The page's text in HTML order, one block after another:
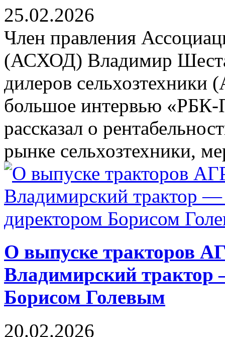
25.02.2026
Член правления
(АСХОД) Владимир
дилеров
большое интервью «РБК-
рассказал о
рынке сельхозтехники,
О выпуске тракторов
Владимирский трактор
Борисом Голевым
20.02.2026